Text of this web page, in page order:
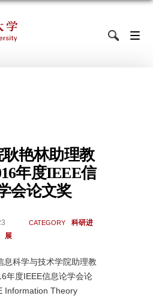
艳林助理教
年度IEEE信
会论文奖
CATEGORY
科研进
展
息科学与技术学院助理教
年度IEEE信息论学会论
Information Theory